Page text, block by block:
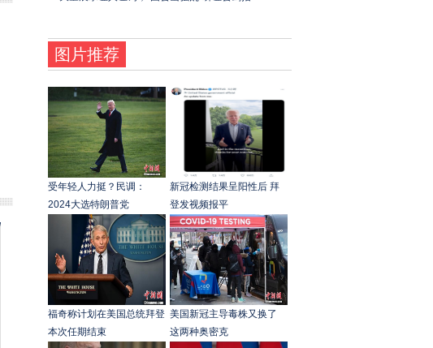
图片推荐
受年轻人力挺？民调：
2024大选特朗普党
新冠检测结果呈阳性后 拜
登发视频报平
福奇称计划在美国总统拜登
本次任期结束
美国新冠主导毒株又换了
这两种奥密克